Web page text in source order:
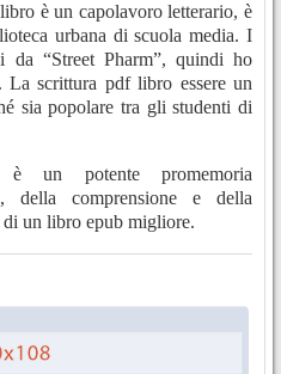
è un capolavoro letterario, è
urbana di scuola media. I
da “Street Pharm”, quindi ho
scrittura pdf libro essere un
sia popolare tra gli studenti di
un potente promemoria
della comprensione e della
di un libro epub migliore.